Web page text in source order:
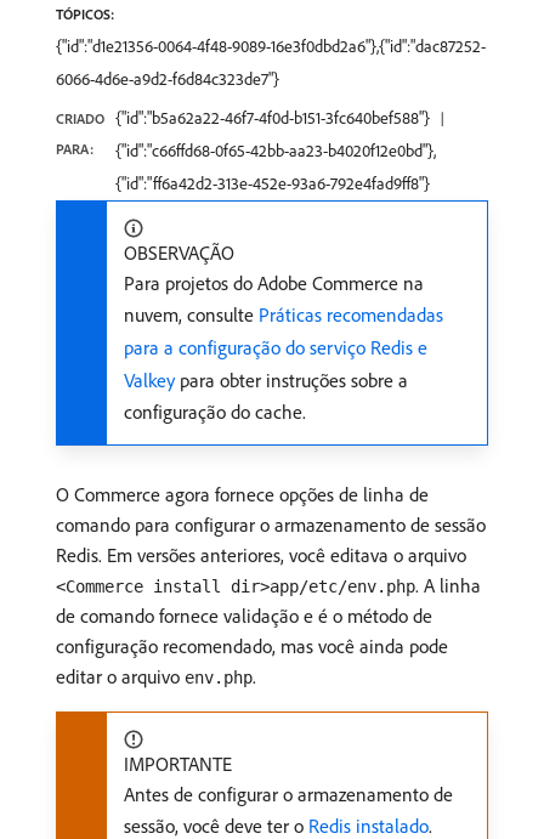
TÓPICOS:
{"id":"d1e21356-0064-4f48-9089-16e3f0dbd2a6"},{"id":"dac87252-
6066-4d6e-a9d2-f6d84c323de7"}
CRIADO
PARA:
{"id":"b5a62a22-46f7-4f0d-b151-3fc640bef588"}
{"id":"c66ffd68-0f65-42bb-aa23-b4020f12e0bd"},
{"id":"ff6a42d2-313e-452e-93a6-792e4fad9ff8"}
OBSERVAÇÃO
Para projetos do Adobe Commerce na
nuvem, consulte Práticas recomendadas
para a configuração do serviço Redis e
Valkeypara obter instruções sobre a
configuração do cache.
O Commerce agora fornece opções de linha de
comando para configurar o armazenamento de sessão
Redis. Em versões anteriores, você editava o arquivo
<Commerce install dir>app/etc/env.php. A linha
de comando fornece validação e é o método de
configuração recomendado, mas você ainda pode
editar o arquivo env.php.
IMPORTANTE
Antes de configurar o armazenamento de
sessão, você deve ter o Redis instalado.